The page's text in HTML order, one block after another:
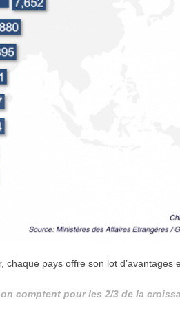
pays offre son lot d’avantages
comptent pour les 2/3 de la